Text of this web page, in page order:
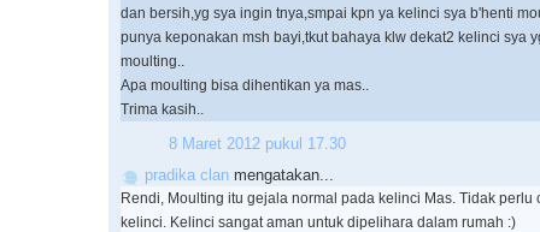
dan bersih,yg sya ingin tnya,smpai kpn ya kelinci sya b'henti
punya keponakan msh bayi,tkut bahaya klw dekat2 kelinci sya
moulting..
Apa moulting bisa dihentikan ya mas..
Trima kasih..
8 Maret 2012 pukul 17.30
pradika clan mengatakan...
Rendi, Moulting itu gejala normal pada kelinci Mas. Tidak perlu
kelinci. Kelinci sangat aman untuk dipelihara dalam rumah :)